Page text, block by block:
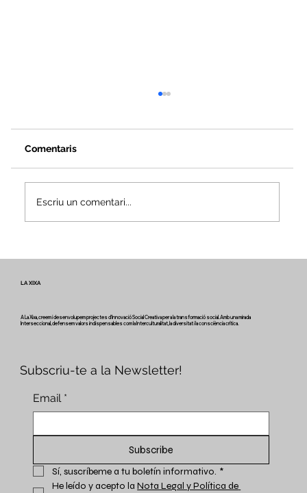
Comentaris
Escriu un comentari...
LA XIXA
A La Xixa, creem i desenvolupem projectes d'Innovació Social Creativa per a la transformació social. Amb una mirada
Interseccional, defensem valors indispensables com la Interculturalitat, la diversitat i la consciència crítica.
Subscriu-te a la Newsletter!
Email *
Subscribe
Sí, suscríbeme a tu boletín informativo. *
He leído y acepto la Nota Legal y Política de